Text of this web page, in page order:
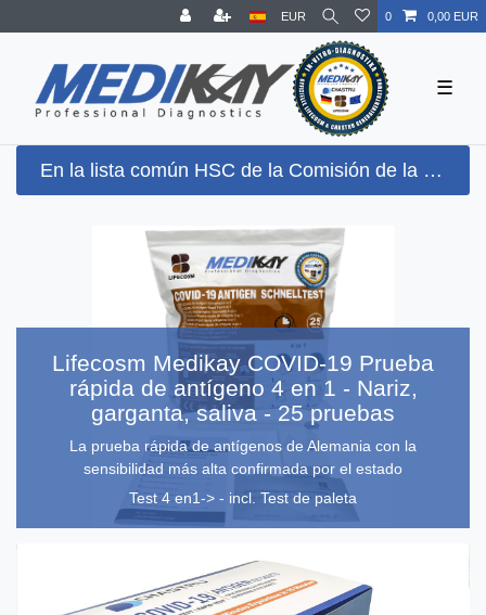
EUR 0 0,00 EUR
☰
En la lista común HSC de la Comisión de la UE + sensibilidad general más alta posible (100 %) según el Paul-Ehrlich-Institut (PEI) + detección Omikron BA.5
Lifecosm Medikay COVID-19 Prueba
rápida de antígeno 4 en 1 - Nariz,
garganta, saliva - 25 pruebas
La prueba rápida de antígenos de Alemania con la
sensibilidad más alta confirmada por el estado
Test 4 en1-> - incl. Test de paleta